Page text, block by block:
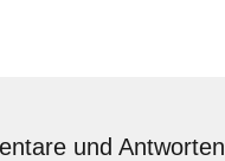
und Antworten